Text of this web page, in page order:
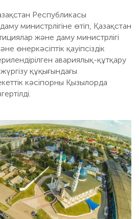
Республикасы
министрлігіне өтіп, Қазақстан
және даму министрлігі
өнеркәсіптік қауіпсіздік
авариялық-құтқару
құқығындағы
кәсіпорны Қызылорда